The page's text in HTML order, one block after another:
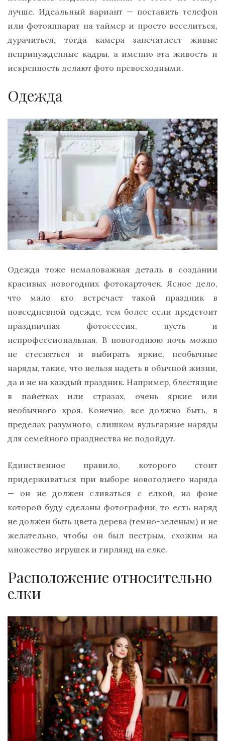
лучше. Идеальный вариант — поставить телефон
или фотоаппарат на таймер и просто веселиться,
дурачиться, тогда камера запечатлеет живые
непринужденные кадры, а именно эта живость и
искренность делают фото превосходными.
Одежда
Одежда тоже немаловажная деталь в создании
красивых новогодних фотокарточек. Ясное дело,
что мало кто встречает такой праздник в
повседневной одежде, тем более если предстоит
праздничная фотосессия, пусть и
непрофессиональная. В новогоднюю ночь можно
не стесняться и выбирать яркие, необычные
наряды, такие, что нельзя надеть в обычной жизни,
да и не на каждый праздник. Например, блестящие
в пайетках или стразах, очень яркие или
необычного кроя. Конечно, все должно быть, в
пределах разумного, слишком вульгарные наряды
для семейного празднества не подойдут.
Единственное правило, которого стоит
придерживаться при выборе новогоднего наряда
— он не должен сливаться с елкой, на фоне
которой буду сделаны фотографии, то есть наряд
не должен быть цвета дерева (темно-зеленым) и не
желательно, чтобы он был пестрым, схожим на
множество игрушек и гирлянд на елке.
Расположение относительно
елки